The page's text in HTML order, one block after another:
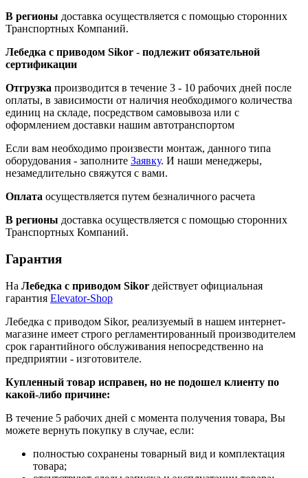
В регионы доставка осуществляется с помощью сторонних
Транспортных Компаний.
Лебедка с приводом Sikor - подлежит обязательной
сертификации
Отгрузка производится в течение 3 - 10 рабочих дней после
оплаты, в зависимости от наличия необходимого количества
единиц на складе, посредством самовывоза или с
оформлением доставки нашим автотранспортом
Если вам необходимо произвести монтаж, данного типа
оборудования - заполните Заявку. И наши менеджеры,
незамедлительно свяжутся с вами.
Оплата осуществляется путем безналичного расчета
В регионы доставка осуществляется с помощью сторонних
Транспортных Компаний.
Гарантия
На Лебедка с приводом Sikor действует официальная
гарантия Elevator-Shop
Лебедка с приводом Sikor, реализуемый в нашем интернет-
магазине имеет строго регламентированный производителем
срок гарантийного обслуживания непосредственно на
предприятии - изготовителе.
Купленный товар исправен, но не подошел клиенту по
какой-либо причине:
В течение 5 рабочих дней с момента получения товара, Вы
можете вернуть покупку в случае, если:
полностью сохранены товарный вид и комплектация
товара;